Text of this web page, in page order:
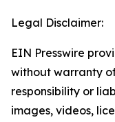
Legal Disclaimer:
EIN Presswire
without warranty
responsibility or
images, videos,